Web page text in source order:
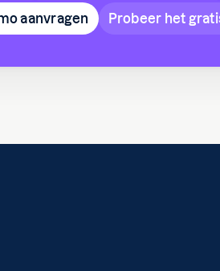
aanvragen
Probeer het